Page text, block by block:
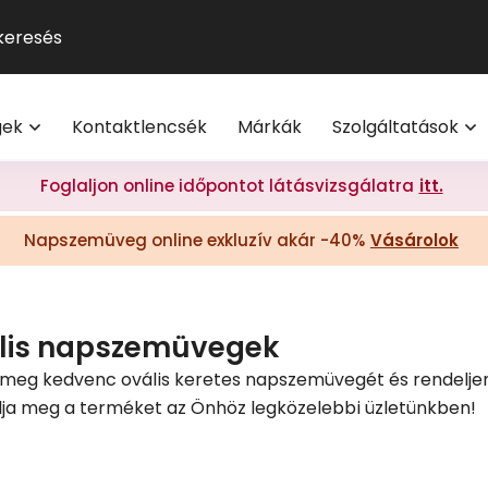
Kontaktlencsék Márkák Szolgáltatások
akció 20% I Vision Express Webshop
online | Vision Express webshop
Olvasó- és
Érdekességek
Tippek a
GYIK
Polaroid
További világmárkák
Kollekciók
Törzsvásárlói ajánlatok
Ray-Ban
Világmárkák
Foglaljon online időpontot látásvizsgálatra itt.
Napszemüveg online exkluzív akár -40% Vásárolok
napszemüvegek
kedvenc ovális keretes napszemüvegét és
meg a terméket az Önhöz legközelebbi üzletünkben!